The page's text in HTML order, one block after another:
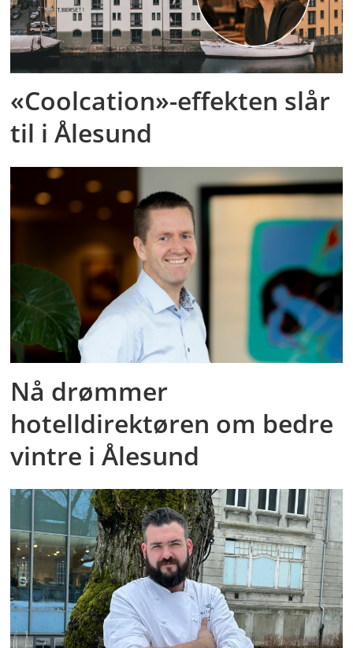
«Coolcation»-effekten slår
til i Ålesund
Nå drømmer
hotelldirektøren om bedre
vintre i Ålesund